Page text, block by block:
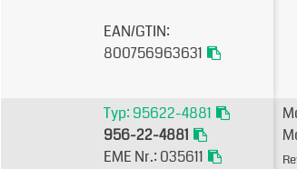
EAN/GTIN:
800756963631
Typ: 95622-4881
956-22-4881
EME Nr.: 035611